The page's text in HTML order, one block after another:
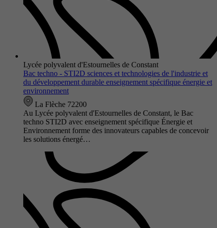
Lycée polyvalent d'Estournelles de Constant
Bac techno - STI2D sciences et technologies de l'industrie et
du développement durable enseignement spécifique énergie et
environnement
La Flèche 72200
Au Lycée polyvalent d'Estournelles de Constant, le Bac
techno STI2D avec enseignement spécifique Énergie et
Environnement forme des innovateurs capables de concevoir
les solutions énergé…